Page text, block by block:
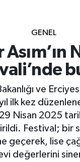
GENEL
ve
ilk kez
Nisan 2025
Festival; bir
geçerek, lise
değerlerini